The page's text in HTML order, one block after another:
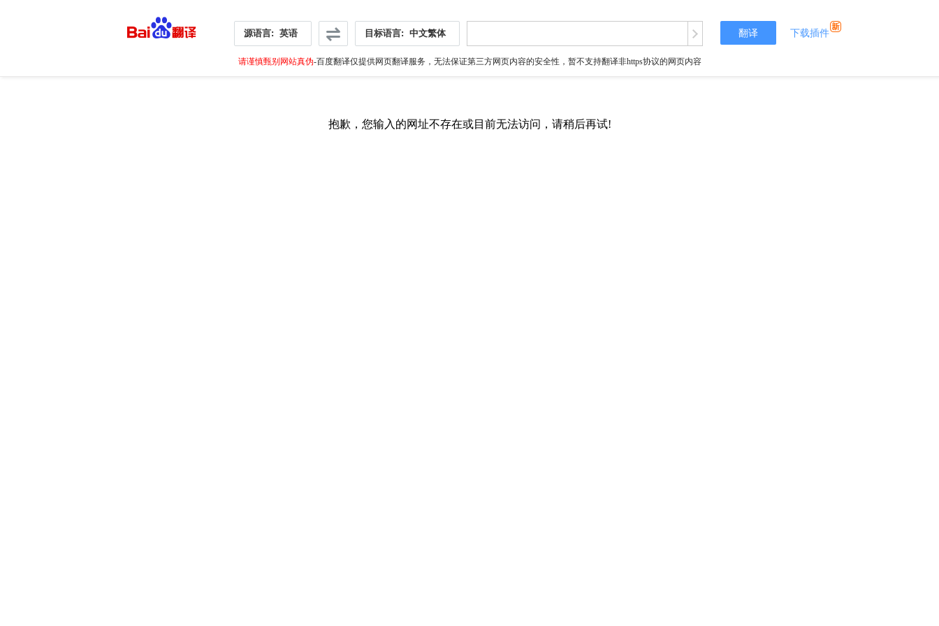
源语言: 英语 目标语言: 中文繁体 翻译 下载插件
请谨慎甄别网站真伪-百度翻译仅提供网页翻译服务，无法保证第三方网页内容的安全性，暂不支持翻译非https协议的网页内容